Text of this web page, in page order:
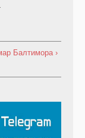
.
Балтимора ›